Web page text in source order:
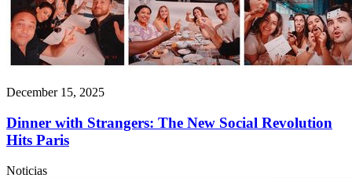
December 15, 2025
Dinner with Strangers: The New Social Revolution
Hits Paris
Noticias